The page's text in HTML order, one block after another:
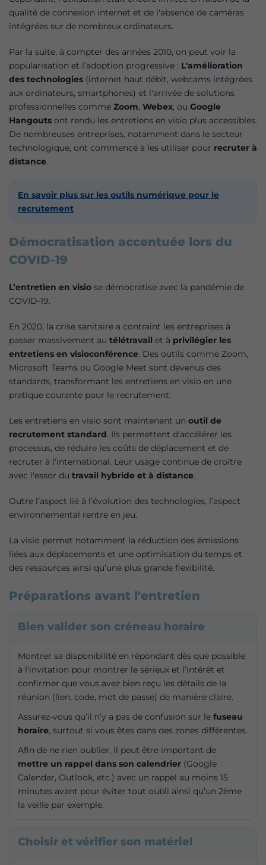
qualité de connexion internet et de l'absence de caméras
intégrées sur de nombreux ordinateurs.
Par la suite, à compter des années 2010, on peut voir la
popularisation et l’adoption progressive : L'amélioration
des technologies (internet haut débit, webcams intégrées
aux ordinateurs, smartphones) et l'arrivée de solutions
professionnelles comme Zoom, Webex, ou Google
Hangouts ont rendu les entretiens en visio plus accessibles.
De nombreuses entreprises, notamment dans le secteur
technologique, ont commencé à les utiliser pour recruter à
distance.
En savoir plus sur les outils numérique pour le
recrutement
Démocratisation accentuée lors du
COVID-19
L’entretien en visio se démocratise avec la pandémie de
COVID-19.
En 2020, la crise sanitaire a contraint les entreprises à
passer massivement au télétravail et à privilégier les
entretiens en visioconférence. Des outils comme Zoom,
Microsoft Teams ou Google Meet sont devenus des
standards, transformant les entretiens en visio en une
pratique courante pour le recrutement.
Les entretiens en visio sont maintenant un outil de
recrutement standard. Ils permettent d'accélérer les
processus, de réduire les coûts de déplacement et de
recruter à l'international. Leur usage continue de croître
avec l'essor du travail hybride et à distance.
Outre l’aspect lié à l’évolution des technologies, l’aspect
environnemental rentre en jeu.
La visio permet notamment la réduction des émissions
liées aux déplacements et une optimisation du temps et
des ressources ainsi qu’une plus grande flexibilité.
Préparations avant l'entretien
Bien valider son créneau horaire
Montrer sa disponibilité en répondant dès que possible
à l'invitation pour montrer le sérieux et l’intérêt et
confirmer que vous avez bien reçu les détails de la
réunion (lien, code, mot de passe) de manière claire.
Assurez-vous qu’il n’y a pas de confusion sur le fuseau
horaire, surtout si vous êtes dans des zones différentes.
Afin de ne rien oublier, il peut être important de
mettre un rappel dans son calendrier (Google
Calendar, Outlook, etc.) avec un rappel au moins 15
minutes avant pour éviter tout oubli ainsi qu’un 2ème
la veille par exemple.
Choisir et vérifier son matériel